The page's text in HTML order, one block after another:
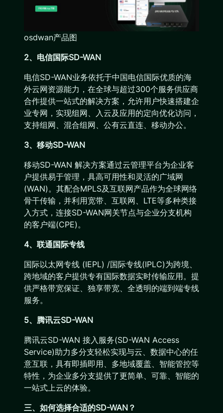
osdwan产品图
2、电信国际SD-WAN
电信SD-WAN业务依托于中国电信国际优质的海
外云网资源能力，在全球与超过300个服务供应商
合作提供一站式的解决方案，允许用户快速搭建企
业专网，实现组网、入云及应用的定向优化访问，
支持组网、混合组网、公有云直连、移动办公。
3、移动SD-WAN
移动SD-WAN 解决方案通过云管理平台为企业客
户提供易于管理，具高可用性和灵活的广域网
(WAN)。其配合MPLS及互联网产品作为全球网络
骨干传输，并利用宽带、互联网、LTE等多种类接
入方式，连接SD-WAN网关节点与企业分支机构
的客户端(CPE)。
4、联通国际专线
国际以太网专线 (IEPL) /国际专线(IPLC)为跨境、
跨地域的客户提供专有国际数据实时传输应用。提
供严格带宽保证、独享带宽、全透明的端到端专线
服务。
5、腾讯云SD-WAN
腾讯云SD-WAN 接入服务(SD-WAN Access
Service)助力多分支轻松实现与云、数据中心的任
意互联，具有即插即用、多地域覆盖、智能管控等
特性，为企业多分支提供了更简单、可靠、智能的
一站式上云的体验。
三、如何选择合适的SD-WAN？